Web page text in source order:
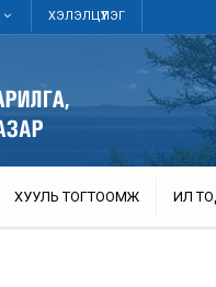
ХЭЛЭЛЦҮҮЛЭГ
ХУУЛЬ ТОГТООМЖ ИЛ